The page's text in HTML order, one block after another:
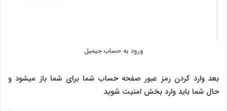
ورود به حساب جیمیل
بعد وارد کردن رمز عبور صفحه حساب شما برای شما باز میشود و
حال شما باید وارد بخش امنیت شوید